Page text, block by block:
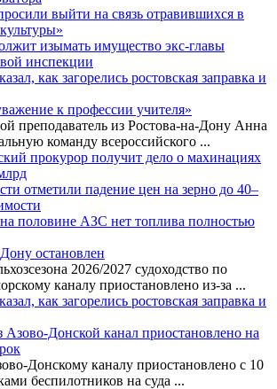
выйти на связь отравившихся в
изымать имущество экс-главы
инспекции
как загорелись ростовская заправка и
к профессии учителя»
преподаватель из Ростова-на-Дону Анна
команду всероссийского ...
прокурор получит дело о махинациях
отметили падение цен на зерно до 40–
половине АЗС нет топлива полностью
остановлен
2026/2027 судоходство по
каналу приостановлено из-за ...
как загорелись ростовская заправка и
Азово-Донской канал приостановлено на
Донскому каналу приостановлено с 10
беспилотников на суда ...